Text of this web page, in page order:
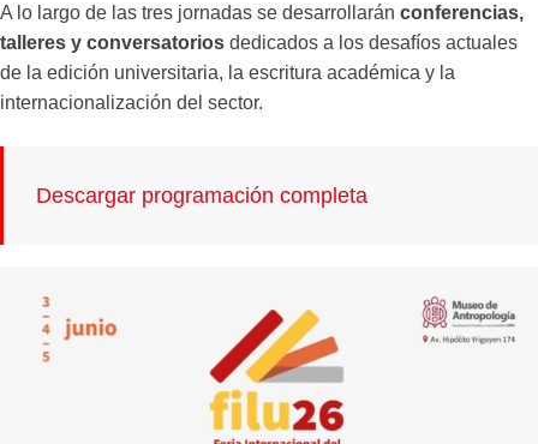
A lo largo de las tres jornadas se desarrollarán conferencias,
talleres y conversatorios dedicados a los desafíos actuales
de la edición universitaria, la escritura académica y la
internacionalización del sector.
Descargar programación completa